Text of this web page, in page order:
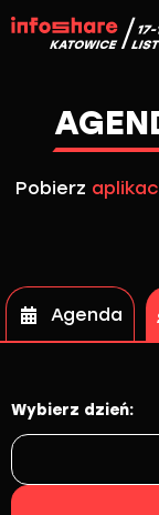
Pobierz
Agenda
Wybierz dzień: